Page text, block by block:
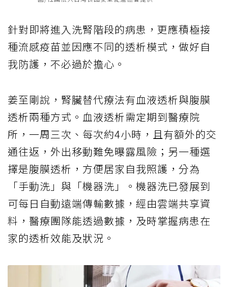
針對即將進入洗腎階段的病患，更應積極接
種流感疫苗並因應不同的透析模式，做好自
我防護，不必過於擔心。
姜至剛說，腎臟替代療法有血液透析與腹膜
透析兩種方式。血液透析需定期到醫療院
所，一周三次、每次約4小時，且有額外的交
通往返，外出移動難免曝露風險；另一種選
擇是腹膜透析，方便居家自我照護，分為
「手動洗」與「機器洗」。機器洗已發展到
可每日自動遠端傳輸數據，經由雲端共享資
料，醫療團隊能透過數據，及時掌握病患在
家的透析效能及狀況。